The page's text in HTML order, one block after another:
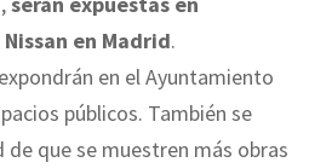
en Madrid.
en el Ayuntamiento
públicos. También se
que se muestren más obras